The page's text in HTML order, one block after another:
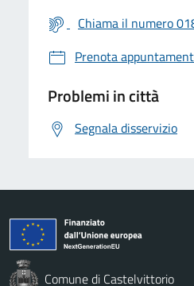
Chiama il numero
Prenota
Problemi in città
Segnala disservizio
Comune di Castelvittorio